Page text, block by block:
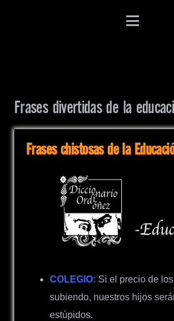
Frases divertidas de la
Frases chistosas de la
COLEGIO: Si el precio de
subiendo, nuestros hijos
estúpidos.